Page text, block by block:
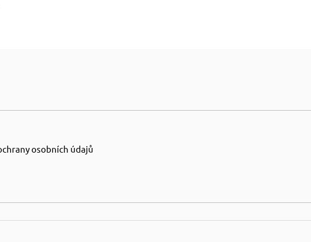
osobních údajů